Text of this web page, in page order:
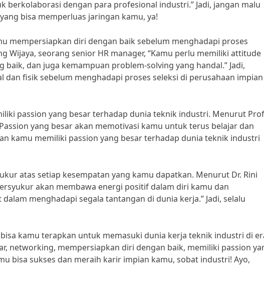
berkolaborasi dengan para profesional industri.” Jadi, jangan malu
bisa memperluas jaringan kamu, ya!
mempersiapkan diri dengan baik sebelum menghadapi proses
Wijaya, seorang senior HR manager, “Kamu perlu memiliki attitude
dan juga kemampuan problem-solving yang handal.” Jadi,
dan fisik sebelum menghadapi proses seleksi di perusahaan impian
passion yang besar terhadap dunia teknik industri. Menurut
yang besar akan memotivasi kamu untuk terus belajar dan
kamu memiliki passion yang besar terhadap dunia teknik industri
atas setiap kesempatan yang kamu dapatkan. Menurut Dr. Rini
akan membawa energi positif dalam diri kamu dan
menghadapi segala tantangan di dunia kerja.” Jadi, selalu
kamu terapkan untuk memasuki dunia kerja teknik industri di
networking, mempersiapkan diri dengan baik, memiliki passion
bisa sukses dan meraih karir impian kamu, sobat industri! Ayo,